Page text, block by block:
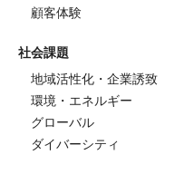
顧客体験
社会課題
地域活性化・企業誘致
環境・エネルギー
グローバル
ダイバーシティ